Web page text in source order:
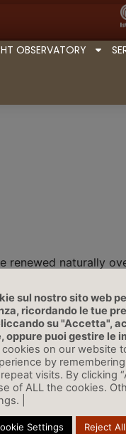
OBSERVATORY
naturally
sul nostro sito web
ricordando le tue
su "Accetta",
oppure puoi gestire le
cookies on our website
by
visits. By clicking
of ALL the cookies.
|
Settings Reject All